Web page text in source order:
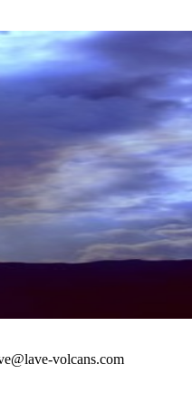
volcans.com